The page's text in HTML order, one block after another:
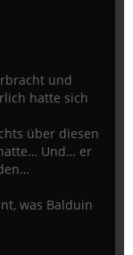
und
hatte sich
über diesen
Und… er
was Balduin